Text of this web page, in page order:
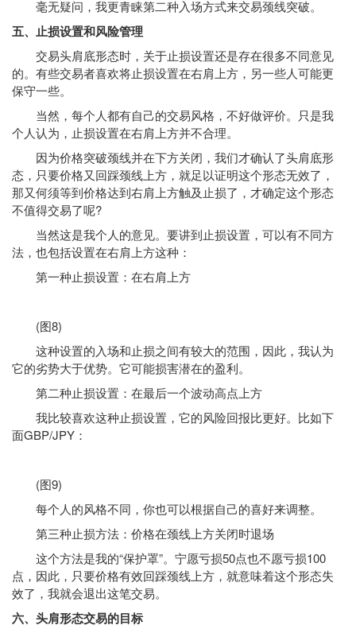
毫无疑问，我更青睐第二种入场方式来交易颈线突破。
五、止损设置和风险管理
交易头肩底形态时，关于止损设置还是存在很多不同意见
的。有些交易者喜欢将止损设置在右肩上方，另一些人可能更
保守一些。
当然，每个人都有自己的交易风格，不好做评价。只是我
个人认为，止损设置在右肩上方并不合理。
因为价格突破颈线并在下方关闭，我们才确认了头肩底形
态，只要价格又回踩颈线上方，就足以证明这个形态无效了，
那又何须等到价格达到右肩上方触及止损了，才确定这个形态
不值得交易了呢?
当然这是我个人的意见。要讲到止损设置，可以有不同方
法，也包括设置在右肩上方这种：
第一种止损设置：在右肩上方
(图8)
这种设置的入场和止损之间有较大的范围，因此，我认为
它的劣势大于优势。它可能损害潜在的盈利。
第二种止损设置：在最后一个波动高点上方
我比较喜欢这种止损设置，它的风险回报比更好。比如下
面GBP/JPY：
(图9)
每个人的风格不同，你也可以根据自己的喜好来调整。
第三种止损方法：价格在颈线上方关闭时退场
这个方法是我的“保护罩”。宁愿亏损50点也不愿亏损100
点，因此，只要价格有效回踩颈线上方，就意味着这个形态失
效了，我就会退出这笔交易。
六、头肩形态交易的目标